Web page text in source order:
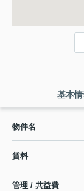
基本情
物件名
賃料
管理 / 共益費